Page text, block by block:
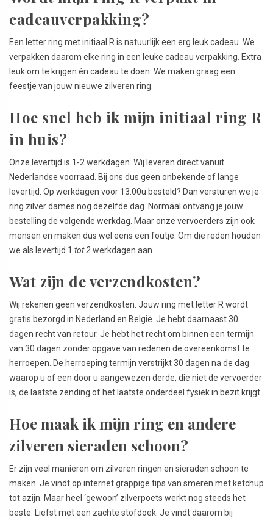
cadeauverpakking?
Een letter ring met initiaal R is natuurlijk een erg leuk cadeau. We
verpakken daarom elke ring in een leuke cadeau verpakking. Extra
leuk om te krijgen én cadeau te doen. We maken graag een
feestje van jouw nieuwe zilveren ring.
Hoe snel heb ik mijn initiaal ring R
in huis?
Onze levertijd is 1-2 werkdagen. Wij leveren direct vanuit
Nederlandse voorraad. Bij ons dus geen onbekende of lange
levertijd. Op werkdagen voor 13.00u besteld? Dan versturen we je
ring zilver dames nog dezelfde dag. Normaal ontvang je jouw
bestelling de volgende werkdag. Maar onze vervoerders zijn ook
mensen en maken dus wel eens een foutje. Om die reden houden
we als levertijd 1 tot 2werkdagen aan.
Wat zijn de verzendkosten?
Wij rekenen geen verzendkosten. Jouw ring met letter R wordt
gratis bezorgd in Nederland en België. Je hebt daarnaast 30
dagen recht van retour. Je hebt het recht om binnen een termijn
van 30 dagen zonder opgave van redenen de overeenkomst te
herroepen. De herroeping termijn verstrijkt 30 dagen na de dag
waarop u of een door u aangewezen derde, die niet de vervoerder
is, de laatste zending of het laatste onderdeel fysiek in bezit krijgt.
Hoe maak ik mijn ring en andere
zilveren sieraden schoon?
Er zijn veel manieren om zilveren ringen en sieraden schoon te
maken. Je vindt op internet grappige tips van smeren met ketchup
tot azijn. Maar heel ‘gewoon’ zilverpoets werkt nog steeds het
beste. Liefst met een zachte stofdoek. Je vindt daarom bij